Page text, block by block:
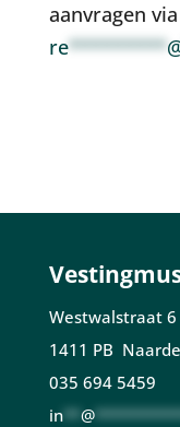
aanvragen via
re*********
Westwalstraat 6
1411 PB
035 694 5459
in** @